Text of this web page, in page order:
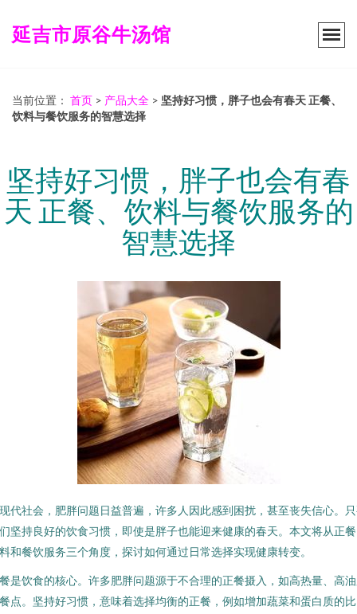
延吉市原谷牛汤馆
当前位置： 首页 > 产品大全 > 坚持好习惯，胖子也会有春天 正餐、
饮料与餐饮服务的智慧选择
坚持好习惯，胖子也会有春
天 正餐、饮料与餐饮服务的
智慧选择
代社会，肥胖问题日益普遍，许多人因此感到困扰，甚至丧失信心。
坚持良好的饮食习惯，即使是胖子也能迎来健康的春天。本文将从正
和餐饮服务三个角度，探讨如何通过日常选择实现健康转变。
是饮食的核心。许多肥胖问题源于不合理的正餐摄入，如高热量、高
点。坚持好习惯，意味着选择均衡的正餐，例如增加蔬菜和蛋白质的比